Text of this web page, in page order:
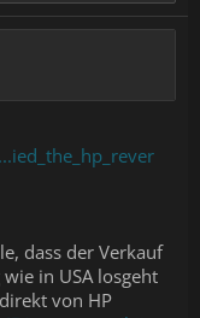
dass der Verkauf
in USA losgeht
von HP